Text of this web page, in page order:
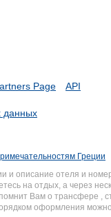
Page API
данных
Греции
и описание отеля и
на отдых, а через
Вам о трансфере
оформления